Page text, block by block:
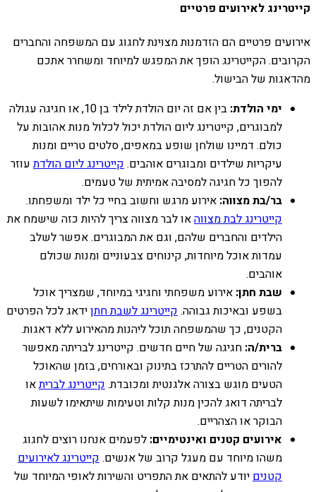
קייטרינג לאירועים פרטיים
אירועים פרטיים הם הזדמנות מצוינת לחגוג עם המשפחה והחברים
הקרובים. הקייטרינג הופך את המפגש למיוחד ומשחרר אתכם
מהדאגות של הבישול.
ימי הולדת:
בין אם זה יום הולדת לילד בן 10, או חגיגה עגולה
למבוגרים, קייטרינג ליום הולדת יכול לכלול מנות אהובות על
כולם. דמיינו שולחן שופע במאפים, סלטים טריים ומנות
עיקריות שילדים ומבוגרים אוהבים. קייטרינג ליום הולדתעוזר
להפוך כל חגיגה למסיבה אמיתית של טעמים.
בר/בת מצווה: אירוע מרגש וחשוב בחיי כל ילד ומשפחתו.
קייטרינג לבת מצווהאו לבר מצווה צריך להיות כזה שישמח את
הילדים והחברים שלהם, וגם את המבוגרים. אפשר לשלב
עמדות אוכל מיוחדות, קינוחים צבעוניים ומנות שכולם
אוהבים.
שבת חתן: אירוע משפחתי וחגיגי במיוחד, שמצריך אוכל
בשפע ובאיכות גבוהה. קייטרינג לשבת חתןידאג לכל הפרטים
הקטנים, כך שהמשפחה תוכל ליהנות מהאירוע ללא דאגות.
ברית/ה: חגיגה של חיים חדשים. קייטרינג לבריתה מאפשר
להורים הטריים להתרכז בתינוק ובאורחים, בזמן שהאוכל
הטעים מוגש בצורה אלגנטית ומכובדת. קייטרינג לבריתאו
לבריתה דואג להכין מנות קלות וטעימות שיתאימו לשעות
הבוקר או הצהריים.
אירועים קטנים ואינטימיים: לפעמים אנחנו רוצים לחגוג
משהו מיוחד עם מעגל קרוב של אנשים. קייטרינג לאירועים
קטנים יודע להתאים את התפריט והשירות לאופי המיוחד של